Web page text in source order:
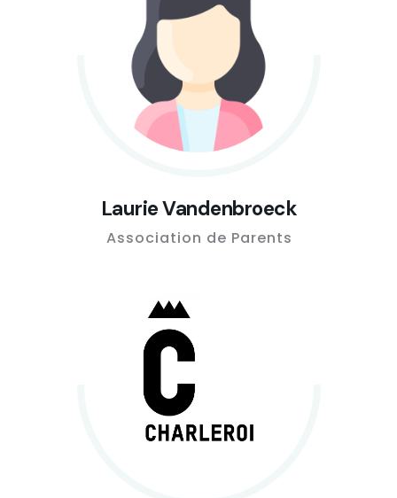
Laurie Vandenbroeck
Association de Parents